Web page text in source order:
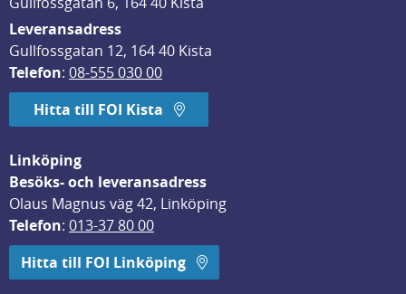
Leveransadress
Gullfossgatan 12, 164 40 Kista
Telefon: 08-555 030 00
Hitta till FOI Kista
Linköping
Besöks- och leveransadress
Olaus Magnus väg 42, Linköping
Telefon: 013-37 80 00
Hitta till FOI Linköping